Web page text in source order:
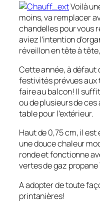
Voilà
moins, va remplacer
chandelles pour vous
aviez l’intention
réveillon en tête à
Cette année, à défaut
festivités prévues aux
faire au balcon! Il suffit
ou de plusieurs de
table pour l’extérieur.
Haut de 0,75 cm, il
une douce chaleur
ronde et fonctionne
vertes de gaz propane
A adopter de toute
printanières!